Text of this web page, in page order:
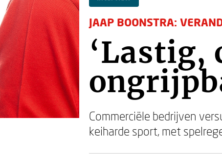
JAAP BOONSTRA:
‘Lastig,
Commerciële bedrijven
keiharde sport, met